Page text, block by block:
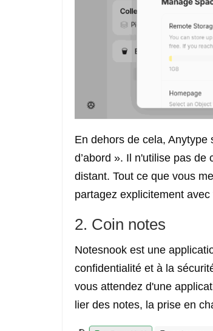
En dehors de cela,
d’abord ». Il n'utilise pas
distant. Tout ce que vous
partagez explicitement avec
2. Coin notes
Notesnook est une
confidentialité et à la
vous attendez d'une
lier des notes, la prise en